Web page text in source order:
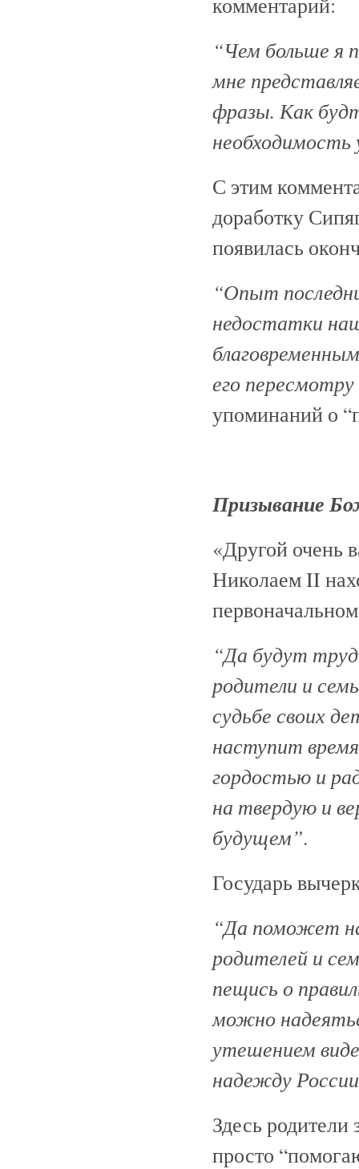
“Чем больше я
мне
фразы. Как
необходимость
С этим
доработку
появилась
“Опыт
недостатки
его
упоминаний о
Призывание
«Другой очень
Николаем II
“Да будут
родители и
судьбе своих
наступит
гордостью и
на твердую и
будущем”.
Государь
“Да поможет
родителей и
пещись о
можно
утешением
надежду
Здесь
просто